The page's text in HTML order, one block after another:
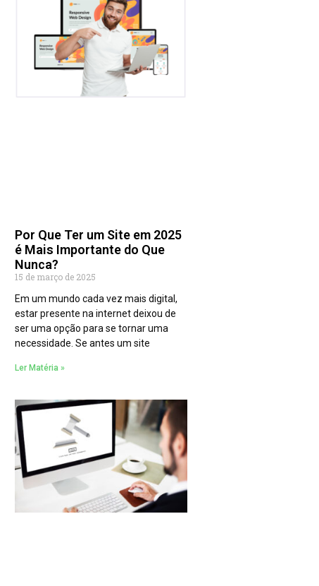
Por Que Ter um Site em 2025
é Mais Importante do Que
Nunca?
15 de março de 2025
Em um mundo cada vez mais digital,
estar presente na internet deixou de
ser uma opção para se tornar uma
necessidade. Se antes um site
Ler Matéria »